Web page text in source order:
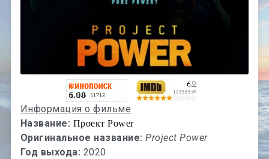
Информация о фильме
Название: Проект Power
Оригинальное название:Project Power
Год выхода: 2020